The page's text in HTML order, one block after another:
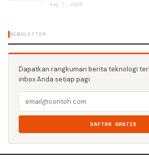
Aug 7, 2026
NEWSLETTER
Dapatkan rangkuman berita teknologi
inbox Anda setiap pagi.
DAFTAR GRATIS